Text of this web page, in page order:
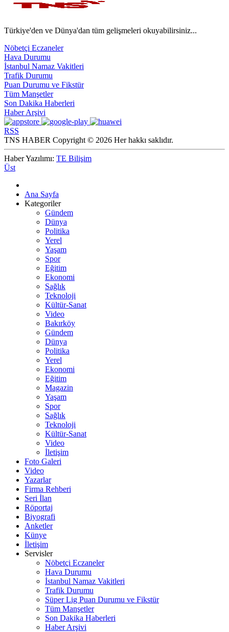
Türkiye'den ve Dünya'dan tüm gelişmeleri okuyabilirsiniz...
Nöbetçi Eczaneler
Hava Durumu
İstanbul Namaz Vakitleri
Trafik Durumu
Puan Durumu ve Fikstür
Tüm Manşetler
Son Dakika Haberleri
Haber Arşivi
RSS
TNS HABER Copyright © 2026 Her hakkı saklıdır.
Haber Yazılımı: TE Bilişim
Üst
Ana Sayfa
Kategoriler
Gündem
Dünya
Politika
Yerel
Yaşam
Spor
Eğitim
Ekonomi
Sağlık
Teknoloji
Kültür-Sanat
Video
Bakırköy
Gündem
Dünya
Politika
Yerel
Ekonomi
Eğitim
Magazin
Yaşam
Spor
Sağlık
Teknoloji
Kültür-Sanat
Video
İletişim
Foto Galeri
Video
Yazarlar
Firma Rehberi
Seri İlan
Röportaj
Biyografi
Anketler
Künye
İletişim
Servisler
Nöbetçi Eczaneler
Hava Durumu
İstanbul Namaz Vakitleri
Trafik Durumu
Süper Lig Puan Durumu ve Fikstür
Tüm Manşetler
Son Dakika Haberleri
Haber Arşivi